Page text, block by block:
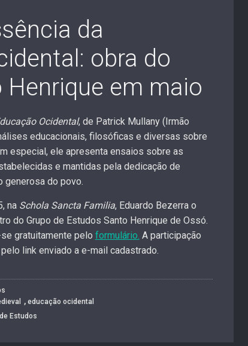
da
obra do
Henrique em maio
Ocidental, de Patrick Mullany (Irmão
educacionais, filosóficas e diversas sobre
especial, ele apresenta ensaios sobre as
e mantidas pela dedicação de
generosa do povo.
na Schola Sancta Familia, Eduardo Bezerra o
do Grupo de Estudos Santo Henrique de Ossó.
gratuitamente pelo formulário. A participação
link enviado a e-mail cadastrado.
, educação ocidental
Estudos